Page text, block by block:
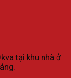
tại khu nhà ở